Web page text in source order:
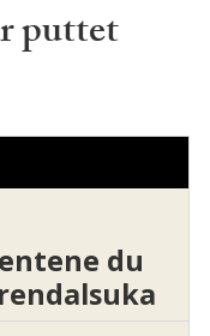
puttet
du